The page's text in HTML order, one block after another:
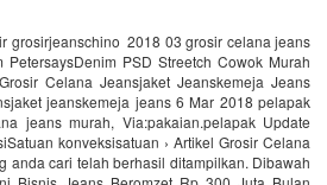
grosirjeanschino 2018 03 grosir celana jeans
PSD Streetch Cowok Murah
Celana Jeansjaket Jeanskemeja Jeans
jeanskemeja jeans 6 Mar 2018 pelapak
jeans murah, Via:pakaian.pelapak Update
konveksisatuan › Artikel Grosir Celana
anda cari telah berhasil ditampilkan. Dibawah